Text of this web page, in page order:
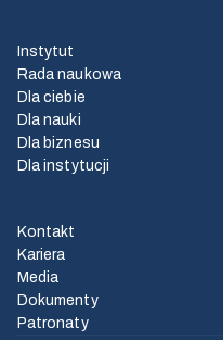
Instytut
Rada naukowa
Dla ciebie
Dla nauki
Dla biznesu
Dla instytucji
Kontakt
Kariera
Media
Dokumenty
Patronaty